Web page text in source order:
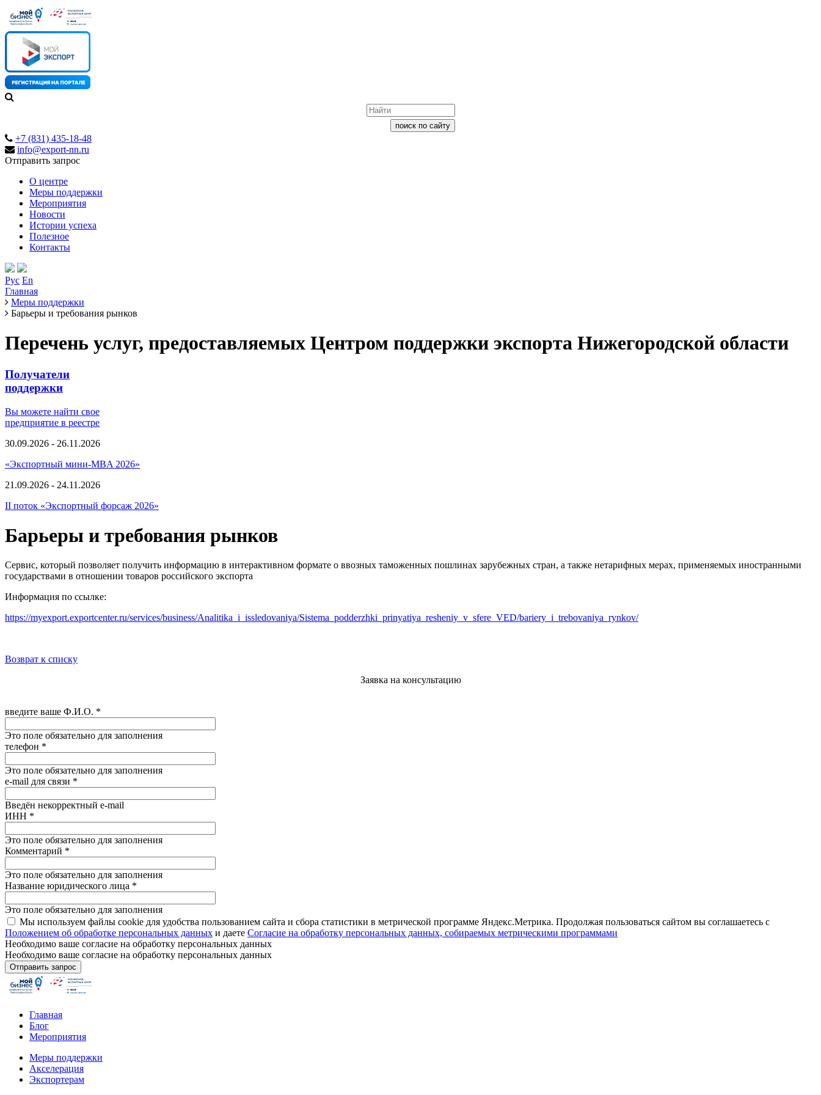
+7 (831) 435-18-48
info@export-nn.ru
Отправить запрос
О центре
Меры поддержки
Мероприятия
Новости
Истории успеха
Полезное
Контакты
Рус En
Главная
Меры поддержки
Барьеры и требования рынков
Перечень услуг, предоставляемых Центром поддержки экспорта Нижегородской области
Получатели
поддержки
Вы можете найти свое
предприятие в реестре
30.09.2026 - 26.11.2026
«Экспортный мини-MBA 2026»
21.09.2026 - 24.11.2026
II поток «Экспортный форсаж 2026»
Барьеры и требования рынков
Сервис, который позволяет получить информацию в интерактивном формате о ввозных таможенных пошлинах зарубежных стран, а также нетарифных мерах, применяемых иностранными
государствами в отношении товаров российского экспорта
Информация по ссылке:
https://myexport.exportcenter.ru/services/business/Analitika_i_issledovaniya/Sistema_podderzhki_prinyatiya_resheniy_v_sfere_VED/bariery_i_trebovaniya_rynkov/
Возврат к списку
Заявка на консультацию
введите ваше Ф.И.О. *
Это поле обязательно для заполнения
телефон *
Это поле обязательно для заполнения
e-mail для связи *
Введён некорректный e-mail
ИНН *
Это поле обязательно для заполнения
Комментарий *
Это поле обязательно для заполнения
Название юридического лица *
Это поле обязательно для заполнения
Мы используем файлы cookie для удобства пользованием сайта и сбора статистики в метрической программе Яндекс.Метрика. Продолжая пользоваться сайтом вы соглашаетесь с
Положением об обработке персональных данных и даете Согласие на обработку персональных данных, собираемых метрическими программами
Необходимо ваше согласие на обработку персональных данных
Необходимо ваше согласие на обработку персональных данных
Главная
Блог
Мероприятия
Меры поддержки
Акселерация
Экспортерам